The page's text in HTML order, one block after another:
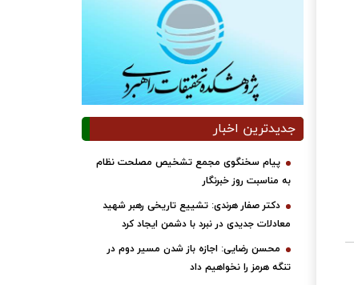
جدیدترین اخبار
پیام سخنگوی مجمع تشخیص مصلحت نظام
به مناسبت روز خبرنگار
دکتر صفار هرندی: تشییع تاریخی رهبر شهید
معادلات جدیدی در نبرد با دشمن ایجاد کرد
محسن رضایی: اجازه باز شدن مسیر دوم در
تنگه هرمز را نخواهیم داد